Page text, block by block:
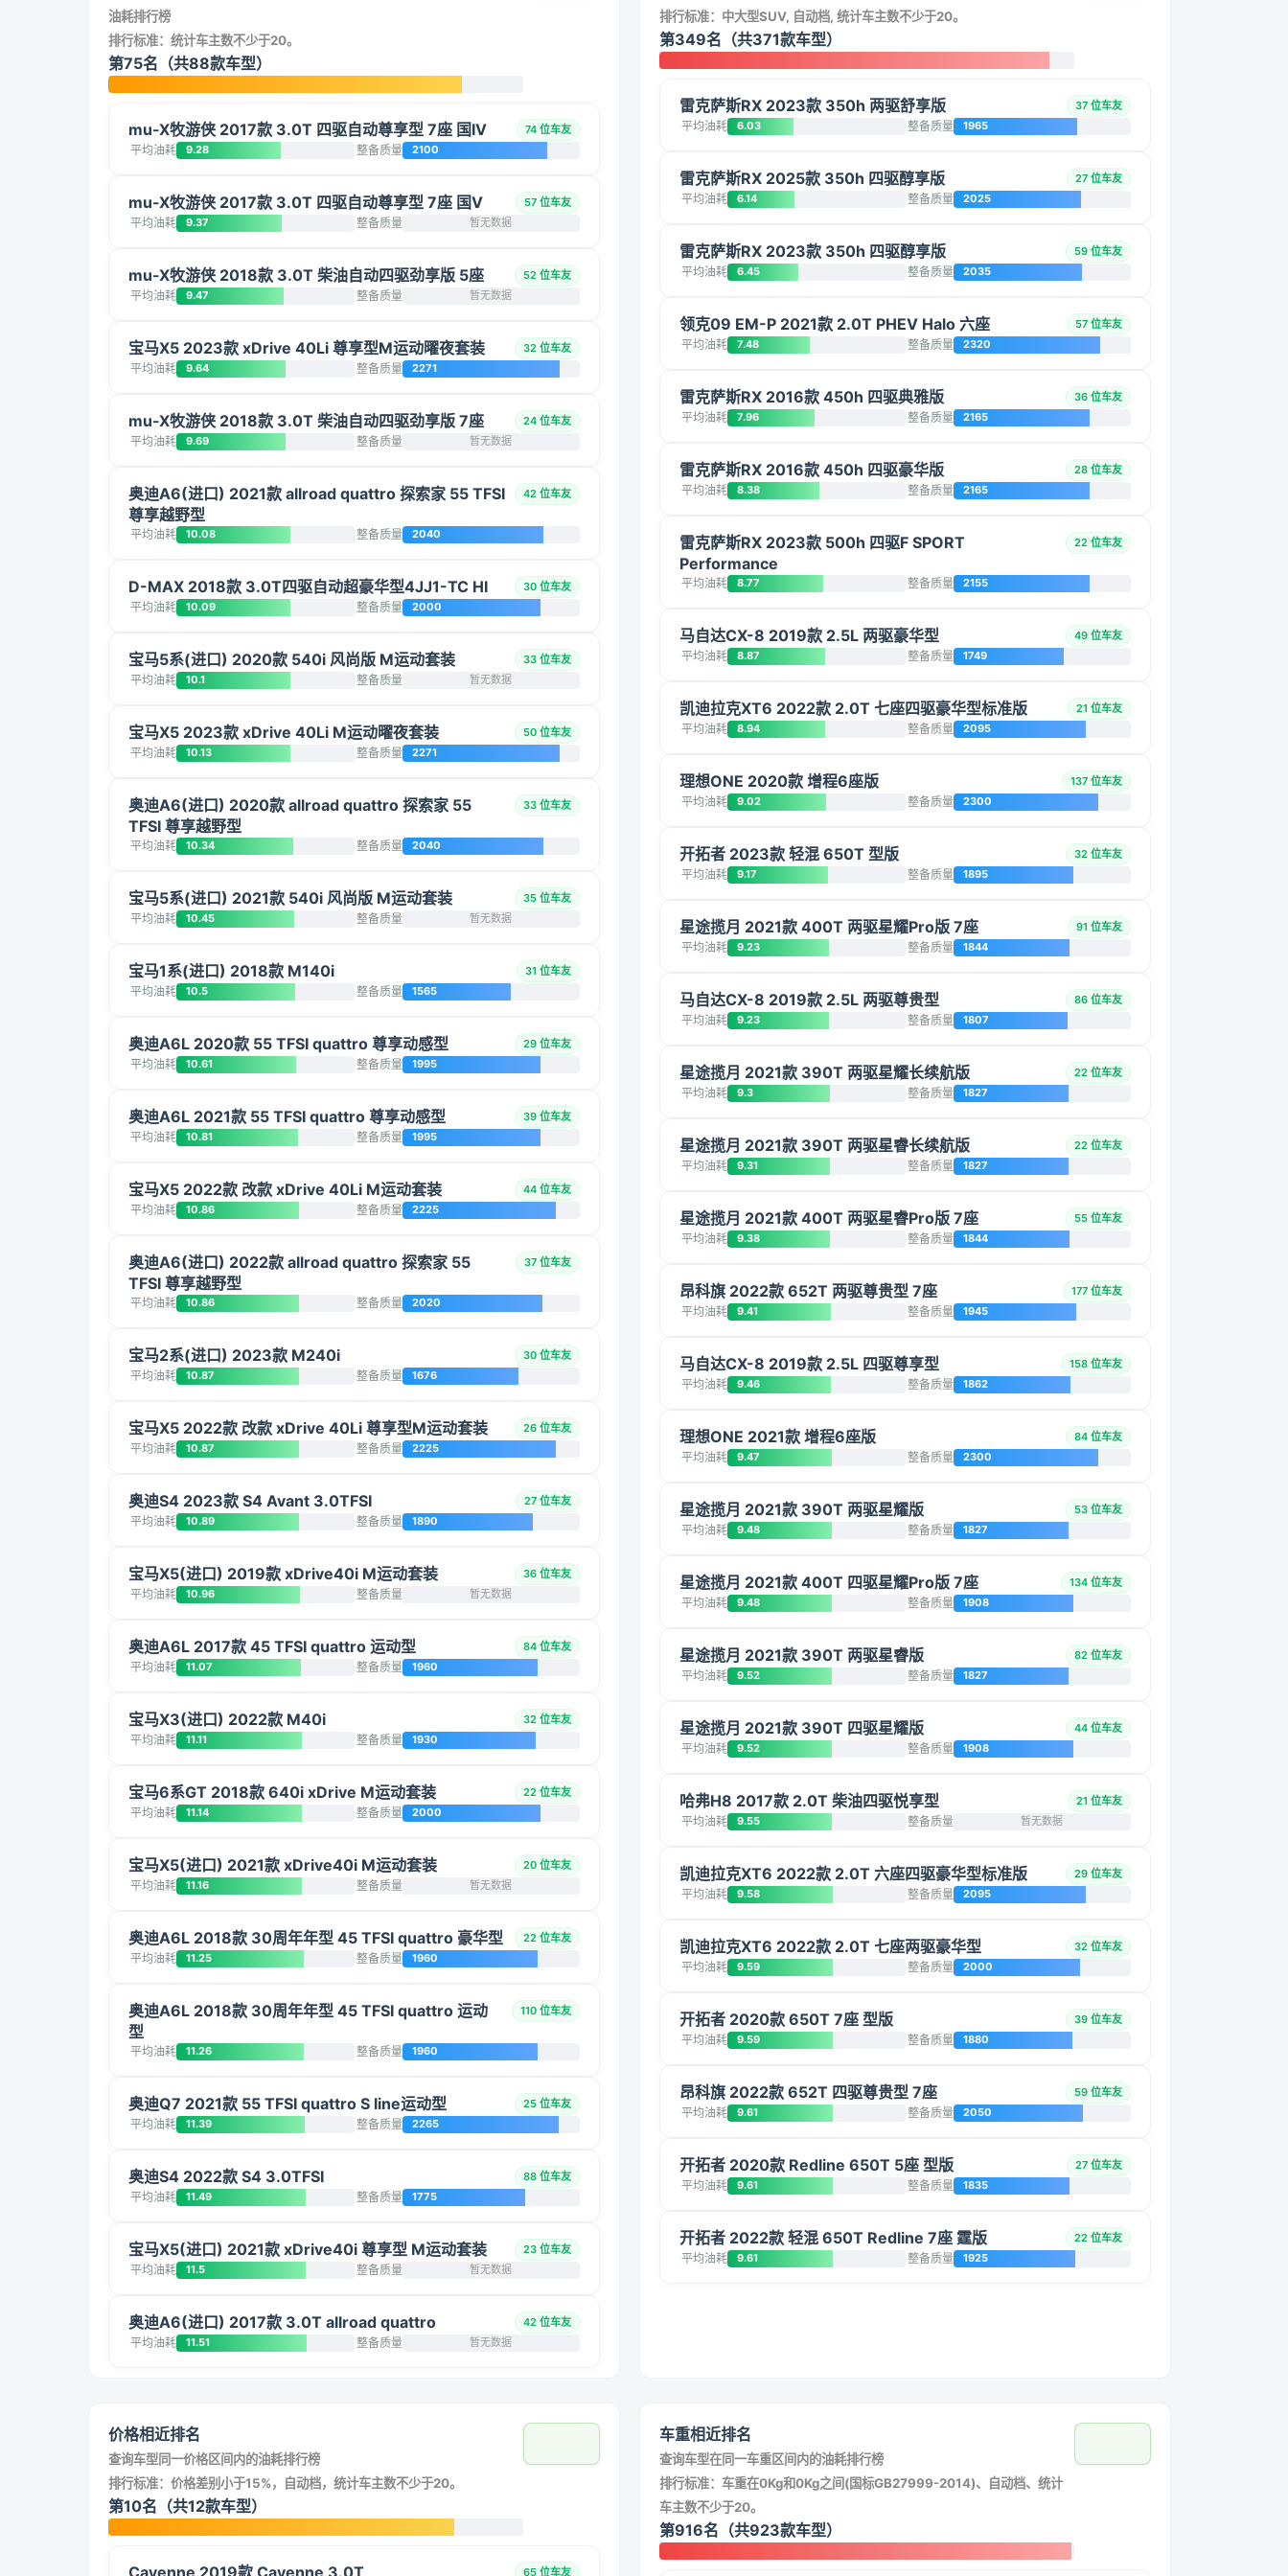
油耗排行榜
排行标准：统计车主数不少于20。
第75名（共88款车型）
mu-X牧游侠 2017款 3.0T 四驱自动尊享型 7座 国IV 74 位车友
平均油耗 9.28 整备质量 2100
mu-X牧游侠 2017款 3.0T 四驱自动尊享型 7座 国V 57 位车友
平均油耗 9.37 整备质量 暂无数据
mu-X牧游侠 2018款 3.0T 柴油自动四驱劲享版 5座 52 位车友
平均油耗 9.47 整备质量 暂无数据
宝马X5 2023款 xDrive 40Li 尊享型M运动曜夜套装 32 位车友
平均油耗 9.64 整备质量 2271
mu-X牧游侠 2018款 3.0T 柴油自动四驱劲享版 7座 24 位车友
平均油耗 9.69 整备质量 暂无数据
奥迪A6(进口) 2021款 allroad quattro 探索家 55 TFSI
尊享越野型
42 位车友
平均油耗 10.08 整备质量 2040
D-MAX 2018款 3.0T四驱自动超豪华型4JJ1-TC HI 30 位车友
平均油耗 10.09 整备质量 2000
宝马5系(进口) 2020款 540i 风尚版 M运动套装 33 位车友
平均油耗 10.1 整备质量 暂无数据
宝马X5 2023款 xDrive 40Li M运动曜夜套装 50 位车友
平均油耗 10.13 整备质量 2271
奥迪A6(进口) 2020款 allroad quattro 探索家 55
TFSI 尊享越野型
33 位车友
平均油耗 10.34 整备质量 2040
宝马5系(进口) 2021款 540i 风尚版 M运动套装 35 位车友
平均油耗 10.45 整备质量 暂无数据
宝马1系(进口) 2018款 M140i 31 位车友
平均油耗 10.5 整备质量 1565
奥迪A6L 2020款 55 TFSI quattro 尊享动感型 29 位车友
平均油耗 10.61 整备质量 1995
奥迪A6L 2021款 55 TFSI quattro 尊享动感型 39 位车友
平均油耗 10.81 整备质量 1995
宝马X5 2022款 改款 xDrive 40Li M运动套装 44 位车友
平均油耗 10.86 整备质量 2225
奥迪A6(进口) 2022款 allroad quattro 探索家 55
TFSI 尊享越野型
37 位车友
平均油耗 10.86 整备质量 2020
宝马2系(进口) 2023款 M240i 30 位车友
平均油耗 10.87 整备质量 1676
宝马X5 2022款 改款 xDrive 40Li 尊享型M运动套装 26 位车友
平均油耗 10.87 整备质量 2225
奥迪S4 2023款 S4 Avant 3.0TFSI 27 位车友
平均油耗 10.89 整备质量 1890
宝马X5(进口) 2019款 xDrive40i M运动套装 36 位车友
平均油耗 10.96 整备质量 暂无数据
奥迪A6L 2017款 45 TFSI quattro 运动型 84 位车友
平均油耗 11.07 整备质量 1960
宝马X3(进口) 2022款 M40i 32 位车友
平均油耗 11.11 整备质量 1930
宝马6系GT 2018款 640i xDrive M运动套装 22 位车友
平均油耗 11.14 整备质量 2000
宝马X5(进口) 2021款 xDrive40i M运动套装 20 位车友
平均油耗 11.16 整备质量 暂无数据
奥迪A6L 2018款 30周年年型 45 TFSI quattro 豪华型 22 位车友
平均油耗 11.25 整备质量 1960
奥迪A6L 2018款 30周年年型 45 TFSI quattro 运动
型
110 位车友
平均油耗 11.26 整备质量 1960
奥迪Q7 2021款 55 TFSI quattro S line运动型 25 位车友
平均油耗 11.39 整备质量 2265
奥迪S4 2022款 S4 3.0TFSI 88 位车友
平均油耗 11.49 整备质量 1775
宝马X5(进口) 2021款 xDrive40i 尊享型 M运动套装 23 位车友
平均油耗 11.5 整备质量 暂无数据
奥迪A6(进口) 2017款 3.0T allroad quattro 42 位车友
平均油耗 11.51 整备质量 暂无数据
排行标准：中大型SUV, 自动档, 统计车主数不少于20。
第349名（共371款车型）
雷克萨斯RX 2023款 350h 两驱舒享版 37 位车友
平均油耗 6.03 整备质量 1965
雷克萨斯RX 2025款 350h 四驱醇享版 27 位车友
平均油耗 6.14 整备质量 2025
雷克萨斯RX 2023款 350h 四驱醇享版 59 位车友
平均油耗 6.45 整备质量 2035
领克09 EM-P 2021款 2.0T PHEV Halo 六座 57 位车友
平均油耗 7.48 整备质量 2320
雷克萨斯RX 2016款 450h 四驱典雅版 36 位车友
平均油耗 7.96 整备质量 2165
雷克萨斯RX 2016款 450h 四驱豪华版 28 位车友
平均油耗 8.38 整备质量 2165
雷克萨斯RX 2023款 500h 四驱F SPORT
Performance
22 位车友
平均油耗 8.77 整备质量 2155
马自达CX-8 2019款 2.5L 两驱豪华型 49 位车友
平均油耗 8.87 整备质量 1749
凯迪拉克XT6 2022款 2.0T 七座四驱豪华型标准版 21 位车友
平均油耗 8.94 整备质量 2095
理想ONE 2020款 增程6座版 137 位车友
平均油耗 9.02 整备质量 2300
开拓者 2023款 轻混 650T 型版 32 位车友
平均油耗 9.17 整备质量 1895
星途揽月 2021款 400T 两驱星耀Pro版 7座 91 位车友
平均油耗 9.23 整备质量 1844
马自达CX-8 2019款 2.5L 两驱尊贵型 86 位车友
平均油耗 9.23 整备质量 1807
星途揽月 2021款 390T 两驱星耀长续航版 22 位车友
平均油耗 9.3 整备质量 1827
星途揽月 2021款 390T 两驱星睿长续航版 22 位车友
平均油耗 9.31 整备质量 1827
星途揽月 2021款 400T 两驱星睿Pro版 7座 55 位车友
平均油耗 9.38 整备质量 1844
昂科旗 2022款 652T 两驱尊贵型 7座 177 位车友
平均油耗 9.41 整备质量 1945
马自达CX-8 2019款 2.5L 四驱尊享型 158 位车友
平均油耗 9.46 整备质量 1862
理想ONE 2021款 增程6座版 84 位车友
平均油耗 9.47 整备质量 2300
星途揽月 2021款 390T 两驱星耀版 53 位车友
平均油耗 9.48 整备质量 1827
星途揽月 2021款 400T 四驱星耀Pro版 7座 134 位车友
平均油耗 9.48 整备质量 1908
星途揽月 2021款 390T 两驱星睿版 82 位车友
平均油耗 9.52 整备质量 1827
星途揽月 2021款 390T 四驱星耀版 44 位车友
平均油耗 9.52 整备质量 1908
哈弗H8 2017款 2.0T 柴油四驱悦享型 21 位车友
平均油耗 9.55 整备质量 暂无数据
凯迪拉克XT6 2022款 2.0T 六座四驱豪华型标准版 29 位车友
平均油耗 9.58 整备质量 2095
凯迪拉克XT6 2022款 2.0T 七座两驱豪华型 32 位车友
平均油耗 9.59 整备质量 2000
开拓者 2020款 650T 7座 型版 39 位车友
平均油耗 9.59 整备质量 1880
昂科旗 2022款 652T 四驱尊贵型 7座 59 位车友
平均油耗 9.61 整备质量 2050
开拓者 2020款 Redline 650T 5座 型版 27 位车友
平均油耗 9.61 整备质量 1835
开拓者 2022款 轻混 650T Redline 7座 霆版 22 位车友
平均油耗 9.61 整备质量 1925
价格相近排名
查询车型同一价格区间内的油耗排行榜
排行标准：价格差别小于15%，自动档，统计车主数不少于20。
第10名（共12款车型）
Cayenne 2019款 Cayenne 3.0T 65 位车友
车重相近排名
查询车型在同一车重区间内的油耗排行榜
排行标准：车重在0Kg和0Kg之间(国标GB27999-2014)、自动档、统计
车主数不少于20。
第916名（共923款车型）